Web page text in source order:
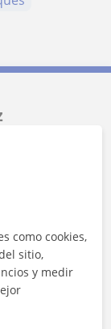
como cookies,
sitio,
y medir